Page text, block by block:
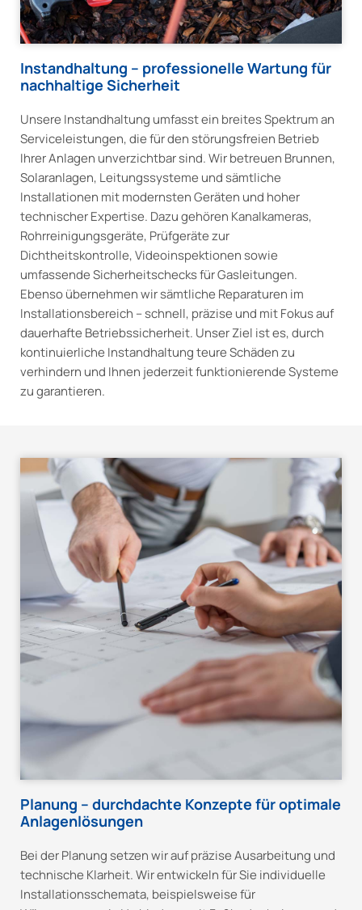
Instandhaltung – professionelle Wartung für
nachhaltige Sicherheit
Unsere Instandhaltung umfasst ein breites Spektrum an
Serviceleistungen, die für den störungsfreien Betrieb
Ihrer Anlagen unverzichtbar sind. Wir betreuen Brunnen,
Solaranlagen, Leitungssysteme und sämtliche
Installationen mit modernsten Geräten und hoher
technischer Expertise. Dazu gehören Kanalkameras,
Rohrreinigungsgeräte, Prüfgeräte zur
Dichtheitskontrolle, Videoinspektionen sowie
umfassende Sicherheitschecks für Gasleitungen.
Ebenso übernehmen wir sämtliche Reparaturen im
Installationsbereich – schnell, präzise und mit Fokus auf
dauerhafte Betriebssicherheit. Unser Ziel ist es, durch
kontinuierliche Instandhaltung teure Schäden zu
verhindern und Ihnen jederzeit funktionierende Systeme
zu garantieren.
Planung – durchdachte Konzepte für optimale
Anlagenlösungen
Bei der Planung setzen wir auf präzise Ausarbeitung und
technische Klarheit. Wir entwickeln für Sie individuelle
Installationsschemata, beispielsweise für